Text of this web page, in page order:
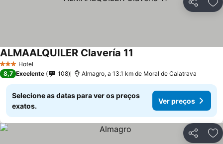
Partilhar
3 EstrelasHotel
ALMAALQUILER Clavería 11
8,7 Excelente 108 Almagro, a 13.1 km de Moral de Calatrava
Selecione as datas para ver os preços
exatos.
Ver preços
Partilhar